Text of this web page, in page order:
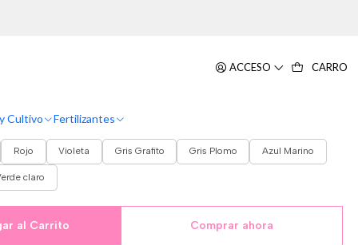
ACCESO CARRO
Cultivo Fertilizantes
Brillante 18cm Diámetro
Rojo Violeta Gris Grafito Gris Plomo Azul Marino
claro
al Carrito Comprar ahora